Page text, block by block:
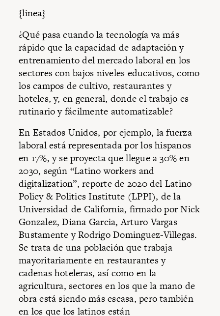
{linea}
¿Qué pasa cuando la tecnología va más
rápido que la capacidad de adaptación y
entrenamiento del mercado laboral en los
sectores con bajos niveles educativos, como
los campos de cultivo, restaurantes y
hoteles, y, en general, donde el trabajo es
rutinario y fácilmente automatizable?
En Estados Unidos, por ejemplo, la fuerza
laboral está representada por los hispanos
en 17%, y se proyecta que llegue a 30% en
2030, según “Latino workers and
digitalization”, reporte de 2020 del Latino
Policy & Politics Institute (LPPI), de la
Universidad de California, firmado por Nick
Gonzalez, Diana Garcia, Arturo Vargas
Bustamente y Rodrigo Dominguez-Villegas.
Se trata de una población que trabaja
mayoritariamente en restaurantes y
cadenas hoteleras, así como en la
agricultura, sectores en los que la mano de
obra está siendo más escasa, pero también
en los que los latinos están